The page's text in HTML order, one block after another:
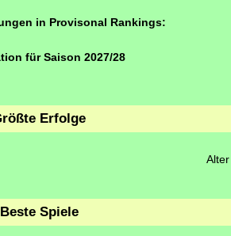
in Provisonal Rankings:
für Saison 2027/28
Erfolge
Alter
Beste Spiele